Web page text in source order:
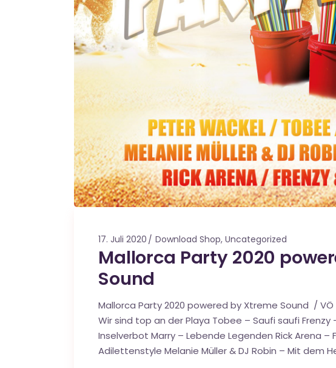
17. Juli 2020 Download Shop, Uncategorized
Mallorca Party 2020
Sound
Mallorca Party 2020 powered by Xtreme Sound / VÖ
Wir sind top an der Playa Tobee – Saufi saufi
Inselverbot Marry – Lebende Legenden Rick Arena –
Adilettenstyle Melanie Müller & DJ Robin – Mit dem